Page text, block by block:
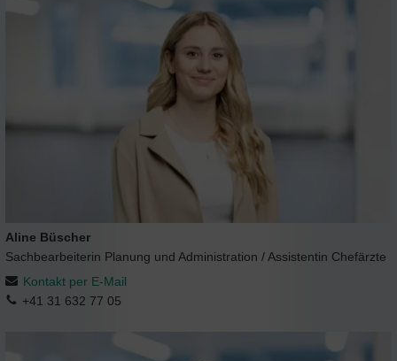
Aline Büscher
Sachbearbeiterin Planung und Administration / Assistentin Chefärzte
Kontakt per E-Mail
+41 31 632 77 05